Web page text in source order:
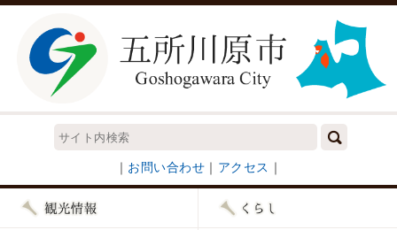
｜ お問い合わせ ｜ アクセス ｜